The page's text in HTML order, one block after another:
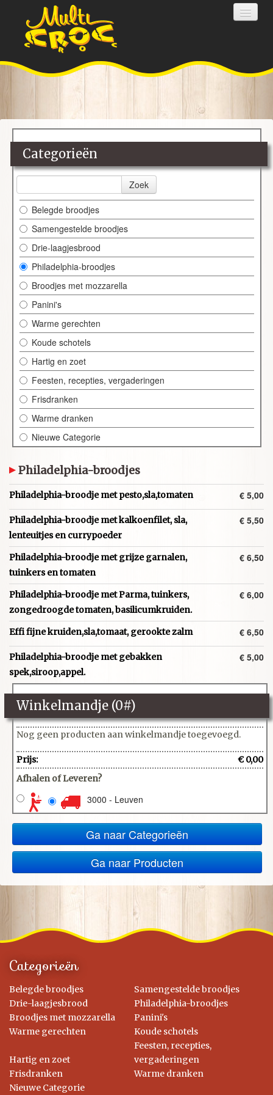
HOME
BESTELLEN
FOTO'S
LOGIN
Categorieën
Zoek
Belegde broodjes
Samengestelde broodjes
Drie-laagjesbrood
Philadelphia-broodjes
Broodjes met mozzarella
Panini's
Warme gerechten
Koude schotels
Hartig en zoet
Feesten, recepties, vergaderingen
Frisdranken
Warme dranken
Nieuwe Categorie
Philadelphia-broodjes
Philadelphia-broodje met pesto,sla,tomaten € 5,00
Philadelphia-broodje met kalkoenfilet, sla,
lenteuitjes en currypoeder
€ 5,50
Philadelphia-broodje met grijze garnalen,
tuinkers en tomaten
€ 6,50
Philadelphia-broodje met Parma, tuinkers,
zongedroogde tomaten, basilicumkruiden.
€ 6,00
Effi fijne kruiden,sla,tomaat, gerookte zalm € 6,50
Philadelphia-broodje met gebakken
spek,siroop,appel.
€ 5,00
Winkelmandje (0#)
Nog geen producten aan winkelmandje toegevoegd.
Prijs:
€ 0,00
Afhalen of Leveren?
3000 - Leuven
Ga naar Categorieën
Ga naar Producten
Categorieën
Belegde broodjes
Samengestelde broodjes
Drie-laagjesbrood
Philadelphia-broodjes
Broodjes met mozzarella
Panini's
Warme gerechten
Koude schotels
Hartig en zoet
Feesten, recepties,
vergaderingen
Frisdranken
Warme dranken
Nieuwe Categorie